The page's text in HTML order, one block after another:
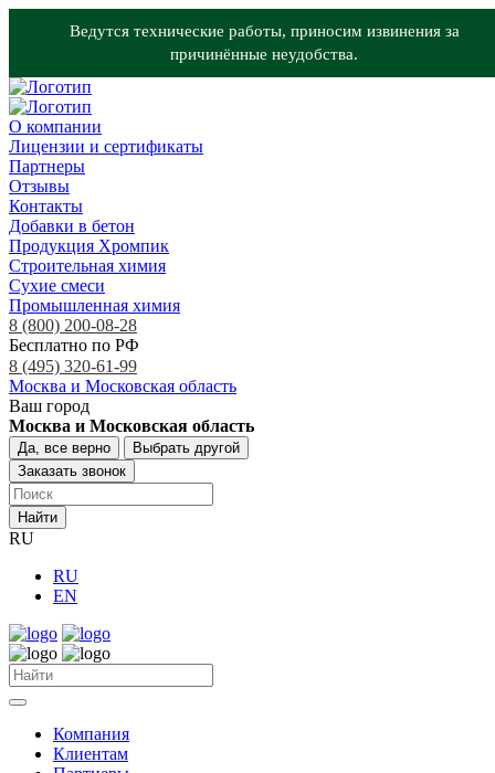
Ведутся технические работы, приносим извинения за
причинённые неудобства.
О компании
Лицензии и сертификаты
Партнеры
Отзывы
Контакты
Добавки в бетон
Продукция Хромпик
Строительная химия
Сухие смеси
Промышленная химия
8 (800) 200-08-28
Бесплатно по РФ
8 (495) 320-61-99
Москва и Московская область
Ваш город
Москва и Московская область
Да, все верно
Выбрать другой
Заказать звонок
Найти
RU
RU
EN
Компания
Клиентам